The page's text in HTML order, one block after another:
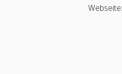
Webseite: